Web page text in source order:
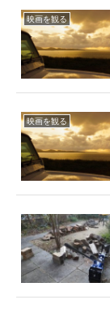
映画を観る
映画を観る